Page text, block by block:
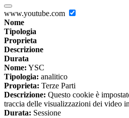
www.youtube.com
Nome
Tipologia
Proprieta
Descrizione
Durata
Nome: YSC
Tipologia: analitico
Proprieta: Terze Parti
Descrizione: Questo cookie è
traccia delle visualizzazioni dei video
Durata: Sessione